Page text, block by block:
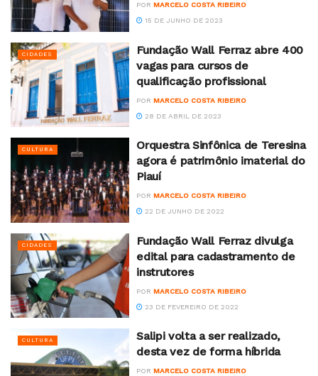
POR MARCELO COSTA RIBEIRO
15 DE JUNHO DE 2023
CIDADES
Fundação Wall Ferraz abre 400
vagas para cursos de
qualificação profissional
POR MARCELO COSTA RIBEIRO
28 DE ABRIL DE 2023
CULTURA
Orquestra Sinfônica de Teresina
agora é patrimônio imaterial do
Piauí
POR MARCELO COSTA RIBEIRO
22 DE JUNHO DE 2022
CIDADES
Fundação Wall Ferraz divulga
edital para cadastramento de
instrutores
POR MARCELO COSTA RIBEIRO
23 DE FEVEREIRO DE 2022
CULTURA
Salipi volta a ser realizado,
desta vez de forma híbrida
POR MARCELO COSTA RIBEIRO